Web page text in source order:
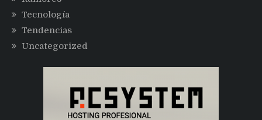
Tecnología
Tendencias
Uncategorized